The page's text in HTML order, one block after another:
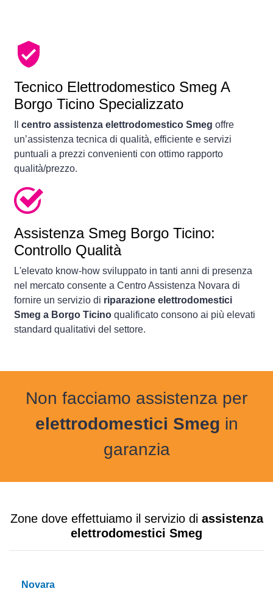
Tecnico Elettrodomestico Smeg A
Borgo Ticino Specializzato
centro assistenza elettrodomestico Smeg offre
un’assistenza tecnica di qualità, efficiente e servizi
puntuali a prezzi convenienti con ottimo rapporto
qualità/prezzo.
Assistenza Smeg Borgo Ticino:
Controllo Qualità
L'elevato know-how sviluppato in tanti anni di presenza
nel mercato consente a Centro Assistenza Novara di
fornire un servizio di riparazione elettrodomestici
Smeg a Borgo Ticino qualificato consono ai più elevati
standard qualitativi del settore.
Non facciamo assistenza per
elettrodomestici Smeg in
garanzia
Zone dove effettuiamo il servizio di assistenza
elettrodomestici Smeg
Novara